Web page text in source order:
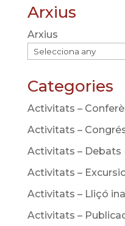
Arxius
Arxius
Categories
Activitats –
Activitats –
Activitats – Debats
Activitats –
Activitats – Lliçó
Activitats –